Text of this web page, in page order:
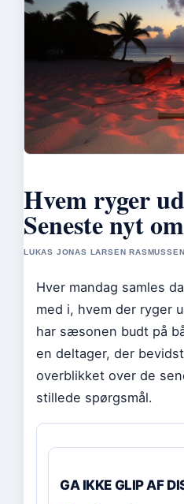
Hvem ryger
Seneste nyt
LUKAS JONAS LARSEN
Hver mandag samles
med i, hvem der ryger
har sæsonen budt på
en deltager, der
overblikket over de
stillede spørgsmål.
GA IKKE GLIP AF